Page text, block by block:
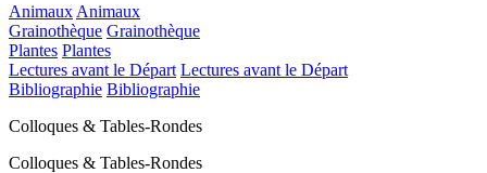
Animaux Animaux
Grainothèque Grainothèque
Plantes Plantes
Lectures avant le Départ Lectures avant le Départ
Bibliographie Bibliographie
Colloques & Tables-Rondes
Colloques & Tables-Rondes